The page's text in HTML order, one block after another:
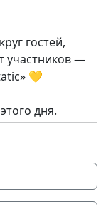
гостей,
участников —
💛
дня.